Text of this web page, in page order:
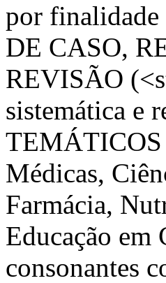
por
DE CASO,
REVISÃO
sistemática e
TEMÁTICOS
Médicas,
Farmácia,
Educação em
consonantes